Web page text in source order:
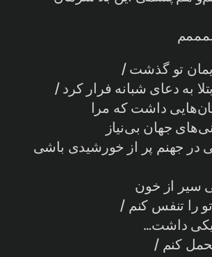
تو گذشت /
به دعای شبانه فرار کرد /
داشت که مرا
جهان بی‌نیاز
در جهنم پر از خورشیدی باشی
سیر از خون
را تنفس کنم /
داشت…
کنم /